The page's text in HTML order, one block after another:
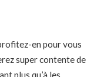
en pour vous
super contente de
plus qu’à les